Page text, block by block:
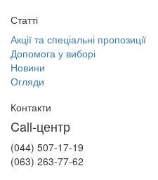
Статті
Акції та спеціальні пропозиції
Допомога у виборі
Новини
Огляди
Контакти
Call-центр
(044) 507-17-19
(063) 263-77-62